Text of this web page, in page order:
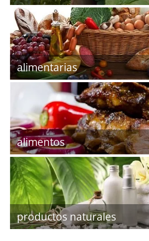
alimentarias
alimentos
productos naturales